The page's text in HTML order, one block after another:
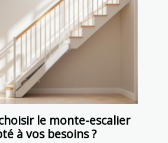
le monte-escalier
à vos besoins ?